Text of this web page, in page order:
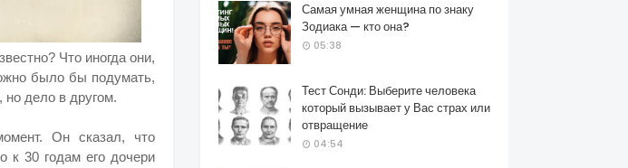
Что иногда они,
было бы подумать,
но дело в другом.
Он сказал, что
к 30 годам его дочери
Самая умная женщина по знаку
Зодиака — кто она?
05:38
Тест Сонди: Выберите человека
который вызывает у Вас страх или
отвращение
04:54